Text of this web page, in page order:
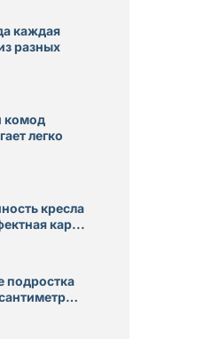
каждая
разных
комод
легко
кресла
кар...
подростка